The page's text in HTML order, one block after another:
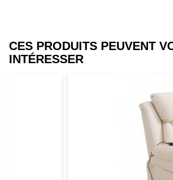
CES PRODUITS PEUVENT
INTÉRESSER